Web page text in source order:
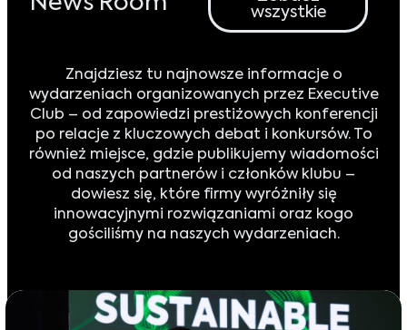
wszystkie
Znajdziesz tu najnowsze informacje o
wydarzeniach organizowanych przez Executive
Club – od zapowiedzi prestiżowych konferencji
po relacje z kluczowych debat i konkursów. To
również miejsce, gdzie publikujemy wiadomości
od naszych partnerów i członków klubu –
dowiesz się, które firmy wyróżniły się
innowacyjnymi rozwiązaniami oraz kogo
gościliśmy na naszych wydarzeniach.